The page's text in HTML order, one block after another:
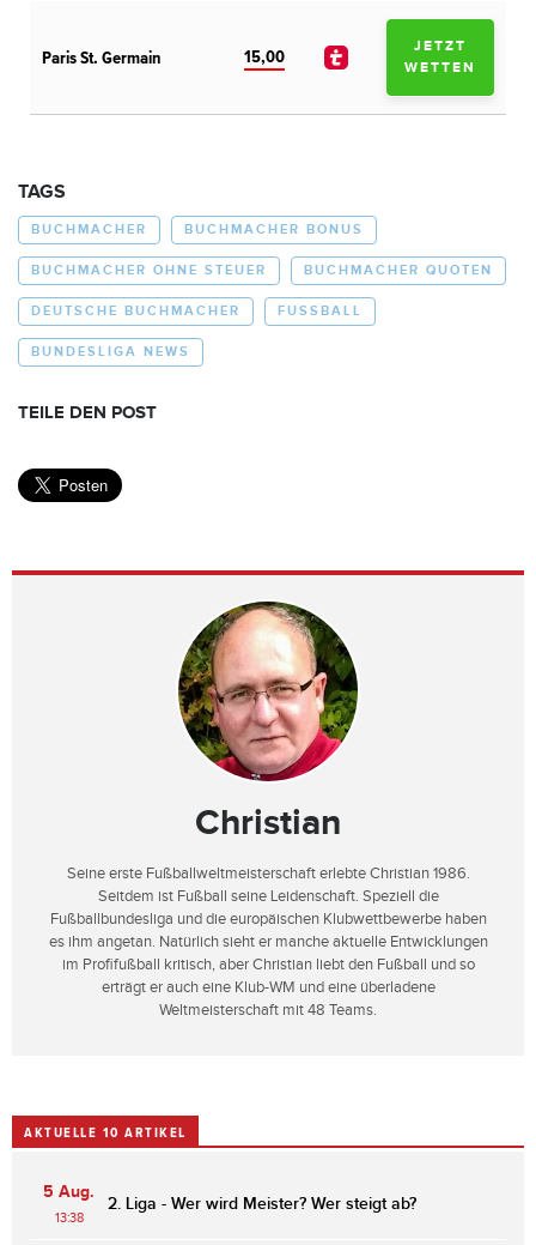
Paris St. Germain 15,00
JETZT
WETTEN
TAGS
BUCHMACHER BUCHMACHER BONUS
BUCHMACHER OHNE STEUER BUCHMACHER QUOTEN
DEUTSCHE BUCHMACHER FUSSBALL
BUNDESLIGA NEWS
TEILE DEN POST
Christian
Seine erste Fußballweltmeisterschaft erlebte Christian 1986.
Seitdem ist Fußball seine Leidenschaft. Speziell die
Fußballbundesliga und die europäischen Klubwettbewerbe haben
es ihm angetan. Natürlich sieht er manche aktuelle Entwicklungen
im Profifußball kritisch, aber Christian liebt den Fußball und so
erträgt er auch eine Klub-WM und eine überladene
Weltmeisterschaft mit 48 Teams.
AKTUELLE 10 ARTIKEL
5 Aug.
13:38
2. Liga - Wer wird Meister? Wer steigt ab?